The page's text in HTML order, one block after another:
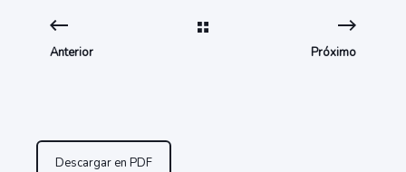
Anterior Próximo
Descargar en PDF